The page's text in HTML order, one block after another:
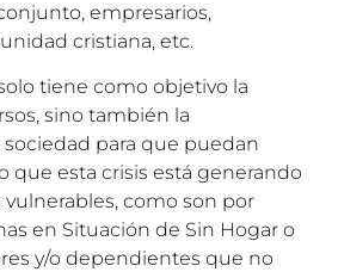
empresarios,
cristiana, etc.
tiene como objetivo la
sino también la
sociedad para que puedan
que esta crisis está generando
como son por
en Situación de Sin Hogar o
y/o dependientes que no